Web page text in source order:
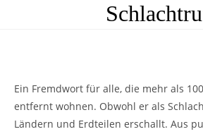
Ein Fremdwort für alle, die mehr als
entfernt wohnen. Obwohl er als
Ländern und Erdteilen erschallt. Aus